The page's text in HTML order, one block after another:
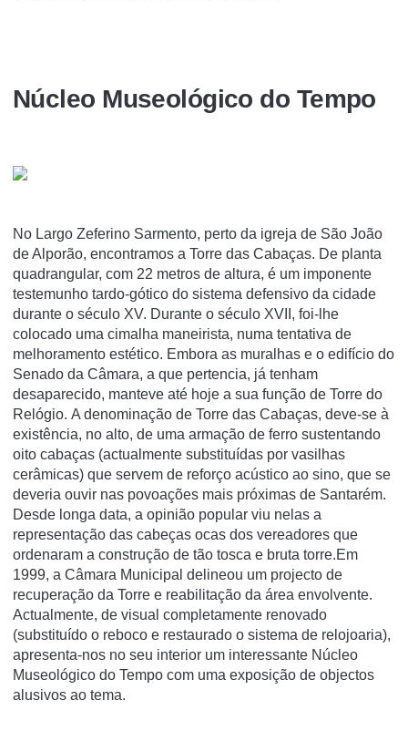
Núcleo Museológico do Tempo
No Largo Zeferino Sarmento, perto da igreja de São João
de Alporão, encontramos a Torre das Cabaças. De planta
quadrangular, com 22 metros de altura, é um imponente
testemunho tardo-gótico do sistema defensivo da cidade
durante o século XV. Durante o século XVII, foi-lhe
colocado uma cimalha maneirista, numa tentativa de
melhoramento estético. Embora as muralhas e o edifício do
Senado da Câmara, a que pertencia, já tenham
desaparecido, manteve até hoje a sua função de Torre do
Relógio. A denominação de Torre das Cabaças, deve-se à
existência, no alto, de uma armação de ferro sustentando
oito cabaças (actualmente substituídas por vasilhas
cerâmicas) que servem de reforço acústico ao sino, que se
deveria ouvir nas povoações mais próximas de Santarém.
Desde longa data, a opinião popular viu nelas a
representação das cabeças ocas dos vereadores que
ordenaram a construção de tão tosca e bruta torre.Em
1999, a Câmara Municipal delineou um projecto de
recuperação da Torre e reabilitação da área envolvente.
Actualmente, de visual completamente renovado
(substituído o reboco e restaurado o sistema de relojoaria),
apresenta-nos no seu interior um interessante Núcleo
Museológico do Tempo com uma exposição de objectos
alusivos ao tema.